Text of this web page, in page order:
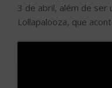
3 de abril, além de ser
Lollapalooza, que